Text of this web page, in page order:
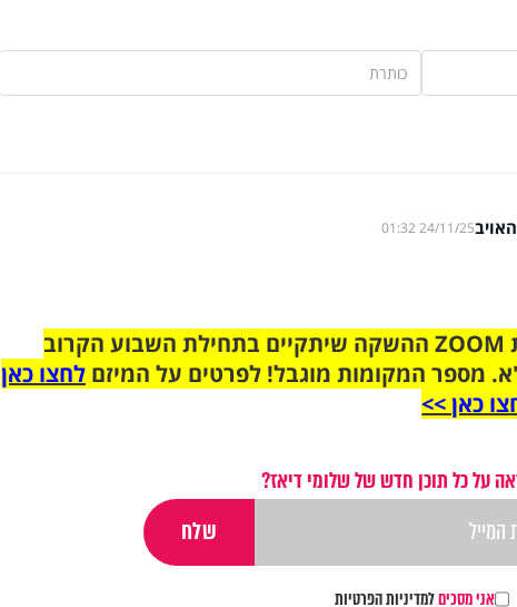
24/11/25 01:32
הצטרפו לקבוצת הוואטסאפ לקראת ZOOM ההשקה שיתקיים בתחילת השבוע הקרוב
מספר המקומות מוגבל! לפרטים על המיזם לחצו כאן
כאן >>
על כל תוכן חדש של שלומי דיאז?
אני מסכיםלמדיניות הפרטיות